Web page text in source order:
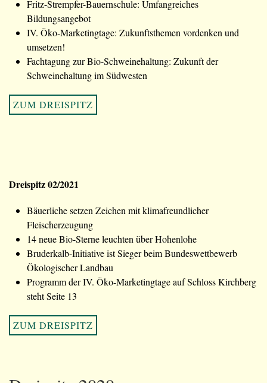
Fritz-Strempfer-Bauernschule: Umfangreiches
Bildungsangebot
IV. Öko-Marketingtage: Zukunftsthemen vordenken und
umsetzen!
Fachtagung zur Bio-Schweinehaltung: Zukunft der
Schweinehaltung im Südwesten
ZUM DREISPITZ
Dreispitz 02/2021
Bäuerliche setzen Zeichen mit klimafreundlicher
Fleischerzeugung
14 neue Bio-Sterne leuchten über Hohenlohe
Bruderkalb-Initiative ist Sieger beim Bundeswettbewerb
Ökologischer Landbau
Programm der IV. Öko-Marketingtage auf Schloss Kirchberg
steht Seite 13
ZUM DREISPITZ